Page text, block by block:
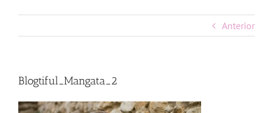
Anterior
Blogtiful_Mangata_2